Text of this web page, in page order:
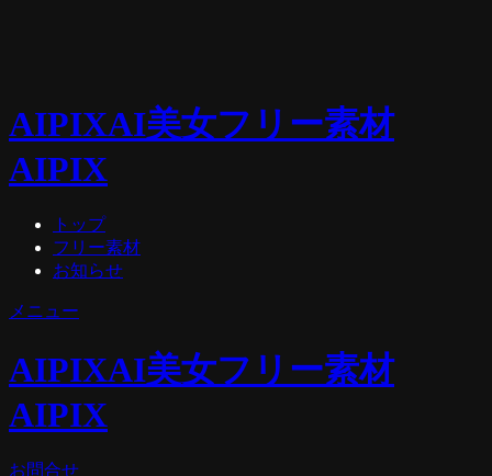
AIPIXAI美女フリー素材
AIPIX
トップ
フリー素材
お知らせ
メニュー
AIPIXAI美女フリー素材
AIPIX
お問合せ